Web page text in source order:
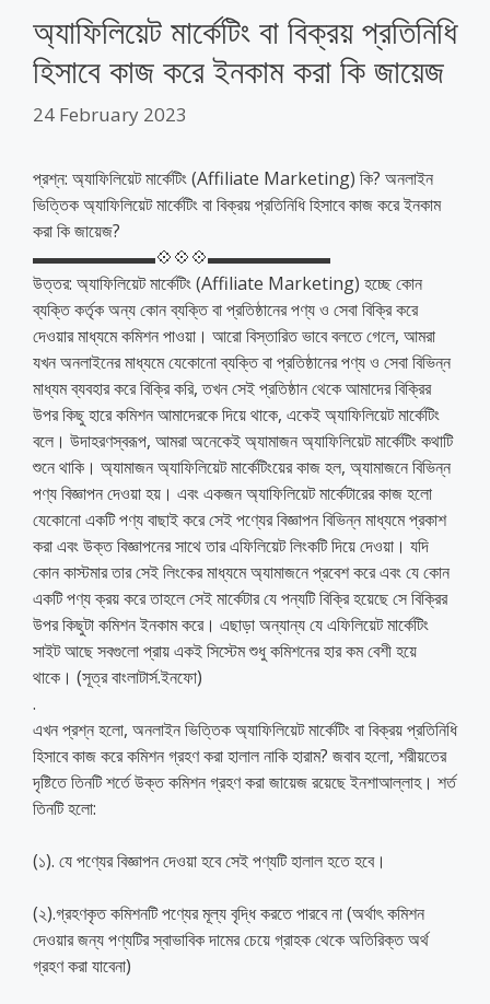
অ্যাফিলিয়েট মার্কেটিং বা বিক্রয় প্রতিনিধি
হিসাবে কাজ করে ইনকাম করা কি জায়েজ
24 February 2023
প্রশ্ন: অ্যাফিলিয়েট মার্কেটিং (Affiliate Marketing) কি? অনলাইন
ভিত্তিক অ্যাফিলিয়েট মার্কেটিং বা বিক্রয় প্রতিনিধি হিসাবে কাজ করে ইনকাম
করা কি জায়েজ?
▬▬▬▬▬▬▬💠💠💠▬▬▬▬▬▬▬
উত্তর: অ্যাফিলিয়েট মার্কেটিং (Affiliate Marketing) হচ্ছে কোন
ব্যক্তি কর্তৃক অন্য কোন ব্যক্তি বা প্রতিষ্ঠানের পণ্য ও সেবা বিক্রি করে
দেওয়ার মাধ্যমে কমিশন পাওয়া। আরো বিস্তারিত ভাবে বলতে গেলে, আমরা
যখন অনলাইনের মাধ্যমে যেকোনো ব্যক্তি বা প্রতিষ্ঠানের পণ্য ও সেবা বিভিন্ন
মাধ্যম ব্যবহার করে বিক্রি করি, তখন সেই প্রতিষ্ঠান থেকে আমাদের বিক্রির
উপর কিছু হারে কমিশন আমাদেরকে দিয়ে থাকে, একেই অ্যাফিলিয়েট মার্কেটিং
বলে। উদাহরণস্বরূপ, আমরা অনেকেই অ্যামাজন অ্যাফিলিয়েট মার্কেটিং কথাটি
শুনে থাকি। অ্যামাজন অ্যাফিলিয়েট মার্কেটিংয়ের কাজ হল, অ্যামাজনে বিভিন্ন
পণ্য বিজ্ঞাপন দেওয়া হয়। এবং একজন অ্যাফিলিয়েট মার্কেটারের কাজ হলো
যেকোনো একটি পণ্য বাছাই করে সেই পণ্যের বিজ্ঞাপন বিভিন্ন মাধ্যমে প্রকাশ
করা এবং উক্ত বিজ্ঞাপনের সাথে তার এফিলিয়েট লিংকটি দিয়ে দেওয়া। যদি
কোন কাস্টমার তার সেই লিংকের মাধ্যমে অ্যামাজনে প্রবেশ করে এবং যে কোন
একটি পণ্য ক্রয় করে তাহলে সেই মার্কেটার যে পন্যটি বিক্রি হয়েছে সে বিক্রির
উপর কিছুটা কমিশন ইনকাম করে। এছাড়া অন্যান্য যে এফিলিয়েট মার্কেটিং
সাইট আছে সবগুলো প্রায় একই সিস্টেম শুধু কমিশনের হার কম বেশী হয়ে
থাকে। (সূত্র বাংলাটার্স.ইনফো)
.
এখন প্রশ্ন হলো, অনলাইন ভিত্তিক অ্যাফিলিয়েট মার্কেটিং বা বিক্রয় প্রতিনিধি
হিসাবে কাজ করে কমিশন গ্রহণ করা হালাল নাকি হারাম? জবাব হলো, শরীয়তের
দৃষ্টিতে তিনটি শর্তে উক্ত কমিশন গ্রহণ করা জায়েজ রয়েছে ইনশাআল্লাহ। শর্ত
তিনটি হলো:
(১). যে পণ্যের বিজ্ঞাপন দেওয়া হবে সেই পণ্যটি হালাল হতে হবে।
(২).গ্রহণকৃত কমিশনটি পণ্যের মূল্য বৃদ্ধি করতে পারবে না (অর্থাৎ কমিশন
দেওয়ার জন্য পণ্যটির স্বাভাবিক দামের চেয়ে গ্রাহক থেকে অতিরিক্ত অর্থ
গ্রহণ করা যাবেনা)